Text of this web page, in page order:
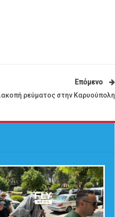
Επόμενο
ρεύματος στην Καρυούπολη